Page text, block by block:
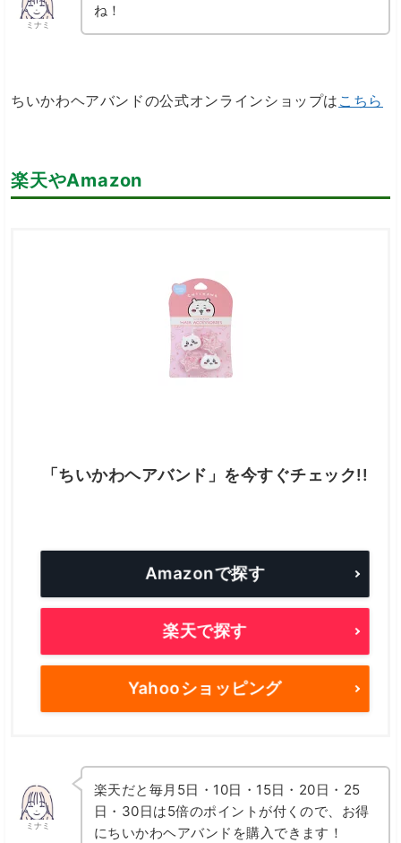
ミナミ
ね！
ちいかわヘアバンドの公式オンラインショップは こちら
楽天やAmazon
「ちいかわヘアバンド」を今すぐチェック!!
Amazonで探す
楽天で探す
Yahooショッピング
ミナミ
楽天だと毎月5日・10日・15日・20日・25
日・30日は5倍のポイントが付くので、お得
にちいかわヘアバンドを購入できます！